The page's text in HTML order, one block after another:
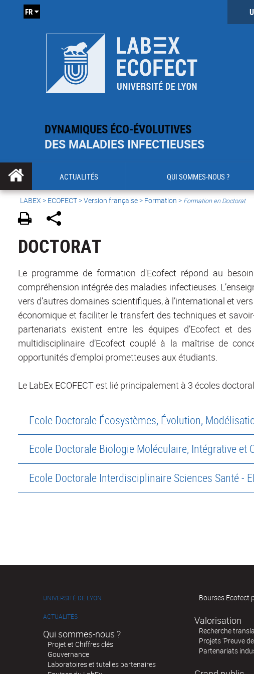
DYNAMIQUES ÉCO-ÉVOLUTIVES
DES MALADIES INFECTIEUSES
FR
ACTUALITÉS QUI SOMMES-NOUS ?
LABEX > ECOFECT>Version française> Formation > Formation en Doctorat
DOCTORAT
Le programme de formation d'Ecofect répond au
compréhension intégrée des maladies infectieuses.
vers d’autres domaines scientifiques, à l’international et
économique et faciliter le transfert des techniques et
partenariats existent entre les équipes d’Ecofect et
multidisciplinaire d’Ecofect couplé à la maîtrise de
opportunités d’emploi prometteuses aux étudiants.
Le LabEx ECOFECT est lié principalement à 3 écoles
Ecole Doctorale Écosystèmes, Évolution,
Ecole Doctorale Biologie Moléculaire, Intégrative et
Ecole Doctorale Interdisciplinaire Sciences Santé -
UNIVERSITÉ DE LYON
ACTUALITÉS
Qui sommes-nous ?
Projet et Chiffres clés
Gouvernance
Laboratoires et tutelles partenaires
Bourses Ecofect
Valorisation
Recherche
Projets 'Preuve
Partenariats